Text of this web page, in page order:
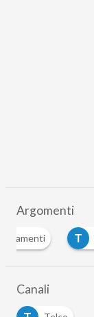
Argomenti
T
Canali